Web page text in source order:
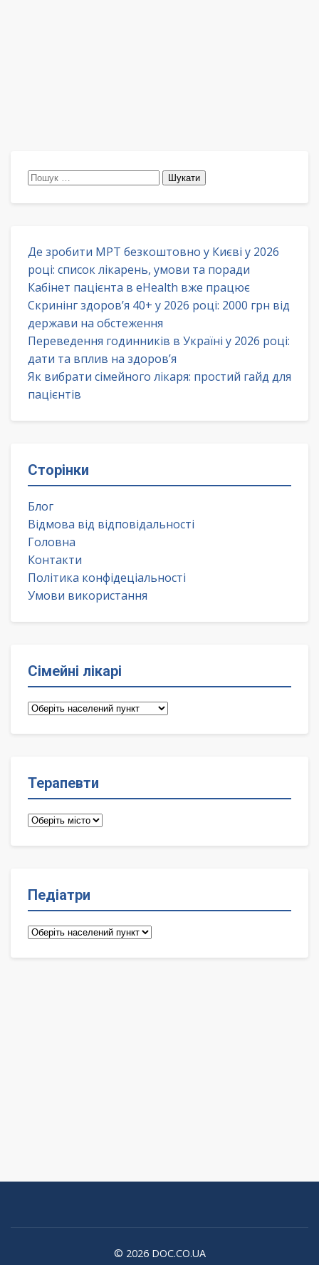
Пошук:
Де зробити МРТ безкоштовно у Києві у 2026
році: список лікарень, умови та поради
Кабінет пацієнта в eHealth вже працює
Скринінг здоров’я 40+ у 2026 році: 2000 грн від
держави на обстеження
Переведення годинників в Україні у 2026 році:
дати та вплив на здоров’я
Як вибрати сімейного лікаря: простий гайд для
пацієнтів
Сторінки
Блог
Відмова від відповідальності
Головна
Контакти
Політика конфідеціальності
Умови використання
Сімейні лікарі
Сімейні
Терапевти
Терапевти
Педіатри
Педіатри
© 2026 DOC.CO.UA